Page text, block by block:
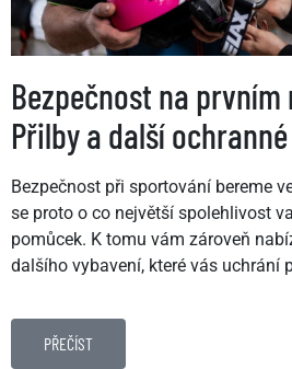
Bezpečnost na prvním
Přilby a další
Bezpečnost při sportování bereme
se proto o co největší spolehlivost
pomůcek. K tomu vám zároveň
dalšího vybavení, které vás uchrání
PŘEČÍST